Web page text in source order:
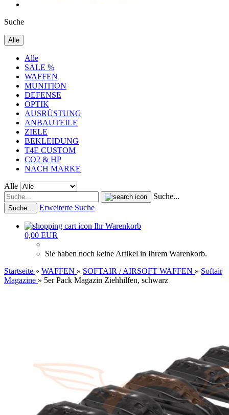
Suche
Alle
Alle
SALE %
WAFFEN
MUNITION
DEFENSE
OPTIK
AUSRÜSTUNG
ANBAUTEILE
ZIELE
BEKLEIDUNG
T4E CUSTOM
CO2 & HP
NACH MARKE
Alle
Suche...
Suche... Erweiterte Suche
Ihr Warenkorb
0,00 EUR
Sie haben noch keine Artikel in Ihrem Warenkorb.
Startseite » WAFFEN » SOFTAIR / AIRSOFT WAFFEN » Softair
Magazine » 5er Pack Magazin Ziehhilfen, schwarz